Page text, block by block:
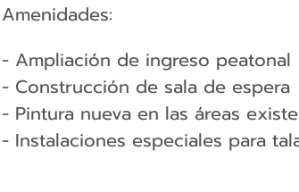
Amenidades:
- Ampliación de ingreso peatonal
- Construcción de sala de espera
- Pintura nueva en las áreas
- Instalaciones especiales para